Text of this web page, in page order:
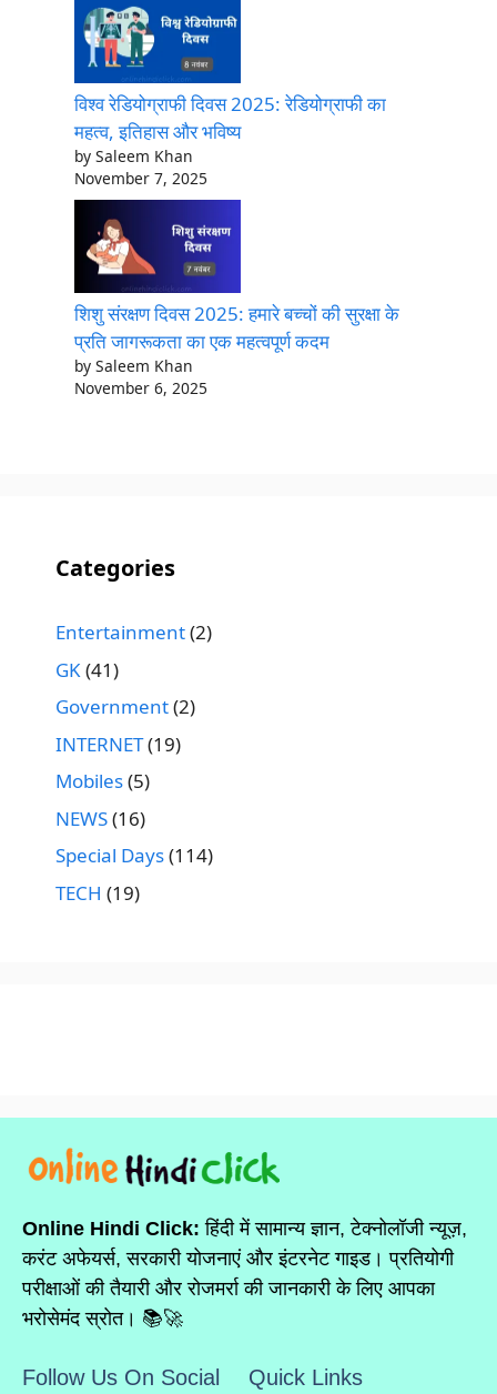
विश्व रेडियोग्राफी दिवस 2025: रेडियोग्राफी का
महत्व, इतिहास और भविष्य
by Saleem Khan
November 7, 2025
शिशु संरक्षण दिवस 2025: हमारे बच्चों की सुरक्षा के
प्रति जागरूकता का एक महत्वपूर्ण कदम
by Saleem Khan
November 6, 2025
Categories
Entertainment(2)
GK(41)
Government(2)
INTERNET(19)
Mobiles(5)
NEWS(16)
Special Days(114)
TECH (19)
Online Hindi Click: हिंदी में सामान्य ज्ञान, टेक्नोलॉजी न्यूज़,
करंट अफेयर्स, सरकारी योजनाएं और इंटरनेट गाइड। प्रतियोगी
परीक्षाओं की तैयारी और रोजमर्रा की जानकारी के लिए आपका
भरोसेमंद स्रोत। 📚🚀
Follow Us On Social
Quick Links